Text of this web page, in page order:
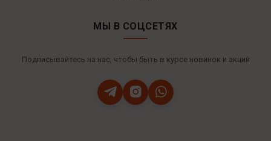
МЫ В СОЦСЕТЯХ
Подписывайтесь на нас, чтобы быть в курсе новинок и акций